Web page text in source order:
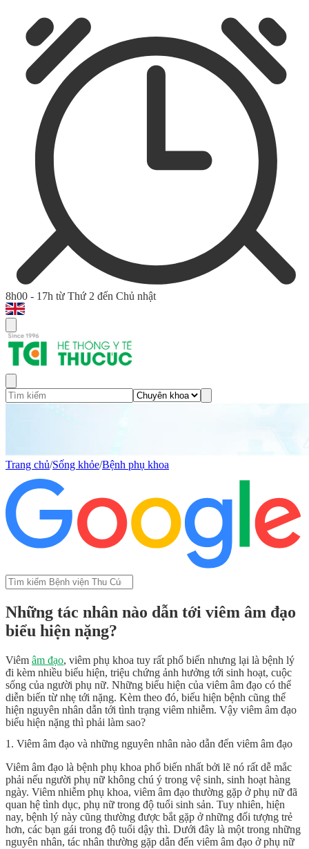
8h00 - 17h từ Thứ 2 đến Chủ nhật
Trang chủ/Sống khỏe/Bệnh phụ khoa
Những tác nhân nào dẫn tới viêm âm đạo
biểu hiện nặng?
Viêm âm đạo, viêm phụ khoa tuy rất phổ biến nhưng lại là bệnh lý
đi kèm nhiều biểu hiện, triệu chứng ảnh hưởng tới sinh hoạt, cuộc
sống của người phụ nữ. Những biểu hiện của viêm âm đạo có thể
diễn biến từ nhẹ tới nặng. Kèm theo đó, biểu hiện bệnh cũng thể
hiện nguyên nhân dẫn tới tình trạng viêm nhiễm. Vậy viêm âm đạo
biểu hiện nặng thì phải làm sao?
1. Viêm âm đạo và những nguyên nhân nào dẫn đến viêm âm đạo
Viêm âm đạo là bệnh phụ khoa phổ biến nhất bởi lẽ nó rất dễ mắc
phải nếu người phụ nữ không chú ý trong vệ sinh, sinh hoạt hàng
ngày. Viêm nhiễm phụ khoa, viêm âm đạo thường gặp ở phụ nữ đã
quan hệ tình dục, phụ nữ trong độ tuổi sinh sản. Tuy nhiên, hiện
nay, bệnh lý này cũng thường được bắt gặp ở những đối tượng trẻ
hơn, các bạn gái trong độ tuổi dậy thì. Dưới đây là một trong những
nguyên nhân, tác nhân thường gặp dẫn đến viêm âm đạo ở phụ nữ